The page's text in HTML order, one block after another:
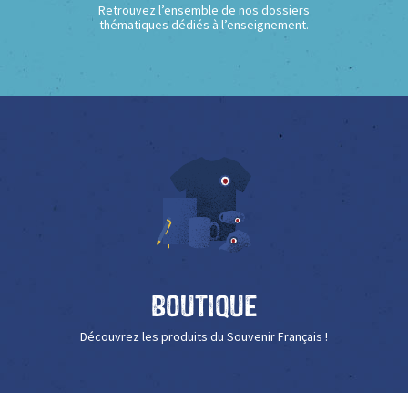
Retrouvez l’ensemble de nos dossiers
thématiques dédiés à l’enseignement.
Boutique
Découvrez les produits du Souvenir Français !